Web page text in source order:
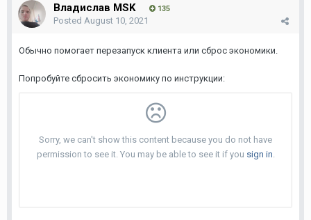
Владислав MSK 135
Posted August 10, 2021
Обычно помогает перезапуск клиента или сброс экономики.
Попробуйте сбросить экономику по инструкции: